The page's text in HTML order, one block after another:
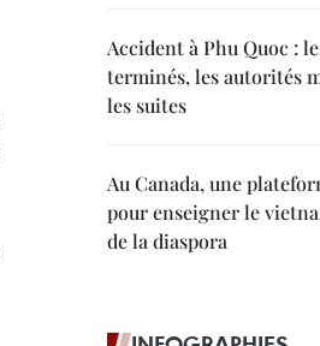
Accident à Phu Quoc :
terminés, les autorités
les suites
Au Canada, une
pour enseigner le
de la diaspora